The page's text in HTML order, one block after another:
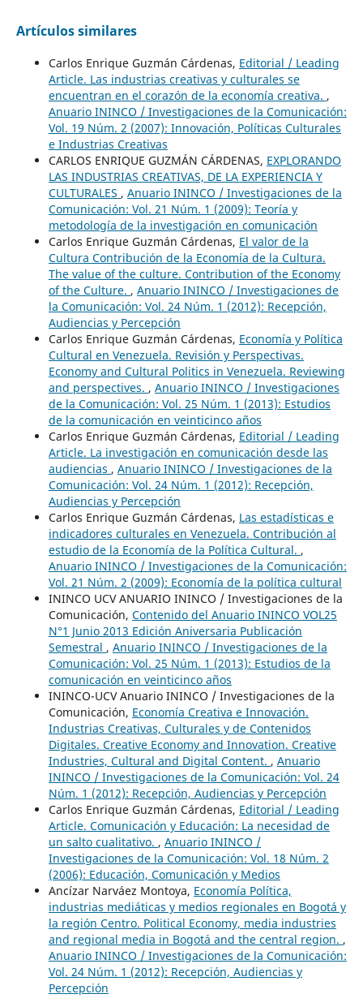
Artículos similares
Carlos Enrique Guzmán Cárdenas, Editorial / Leading
Article. Las industrias creativas y culturales se
encuentran en el corazón de la economía creativa. ,
Anuario ININCO / Investigaciones de la Comunicación:
Vol. 19 Núm. 2 (2007): Innovación, Políticas Culturales
e Industrias Creativas
CARLOS ENRIQUE GUZMÁN CÁRDENAS, EXPLORANDO
LAS INDUSTRIAS CREATIVAS, DE LA EXPERIENCIA Y
CULTURALES , Anuario ININCO / Investigaciones de la
Comunicación: Vol. 21 Núm. 1 (2009): Teoría y
metodología de la investigación en comunicación
Carlos Enrique Guzmán Cárdenas, El valor de la
Cultura Contribución de la Economía de la Cultura.
The value of the culture. Contribution of the Economy
of the Culture. , Anuario ININCO / Investigaciones de
la Comunicación: Vol. 24 Núm. 1 (2012): Recepción,
Audiencias y Percepción
Carlos Enrique Guzmán Cárdenas, Economía y Política
Cultural en Venezuela. Revisión y Perspectivas.
Economy and Cultural Politics in Venezuela. Reviewing
and perspectives. , Anuario ININCO / Investigaciones
de la Comunicación: Vol. 25 Núm. 1 (2013): Estudios
de la comunicación en veinticinco años
Carlos Enrique Guzmán Cárdenas, Editorial / Leading
Article. La investigación en comunicación desde las
audiencias , Anuario ININCO / Investigaciones de la
Comunicación: Vol. 24 Núm. 1 (2012): Recepción,
Audiencias y Percepción
Carlos Enrique Guzmán Cárdenas, Las estadísticas e
indicadores culturales en Venezuela. Contribución al
estudio de la Economía de la Política Cultural. ,
Anuario ININCO / Investigaciones de la Comunicación:
Vol. 21 Núm. 2 (2009): Economía de la política cultural
ININCO UCV ANUARIO ININCO / Investigaciones de la
Comunicación, Contenido del Anuario ININCO VOL25
N°1 Junio 2013 Edición Aniversaria Publicación
Semestral , Anuario ININCO / Investigaciones de la
Comunicación: Vol. 25 Núm. 1 (2013): Estudios de la
comunicación en veinticinco años
ININCO-UCV Anuario ININCO / Investigaciones de la
Comunicación, Economía Creativa e Innovación.
Industrias Creativas, Culturales y de Contenidos
Digitales. Creative Economy and Innovation. Creative
Industries, Cultural and Digital Content. , Anuario
ININCO / Investigaciones de la Comunicación: Vol. 24
Núm. 1 (2012): Recepción, Audiencias y Percepción
Carlos Enrique Guzmán Cárdenas, Editorial / Leading
Article. Comunicación y Educación: La necesidad de
un salto cualitativo. , Anuario ININCO /
Investigaciones de la Comunicación: Vol. 18 Núm. 2
(2006): Educación, Comunicación y Medios
Ancízar Narváez Montoya, Economía Política,
industrias mediáticas y medios regionales en Bogotá y
la región Centro. Political Economy, media industries
and regional media in Bogotá and the central region. ,
Anuario ININCO / Investigaciones de la Comunicación:
Vol. 24 Núm. 1 (2012): Recepción, Audiencias y
Percepción